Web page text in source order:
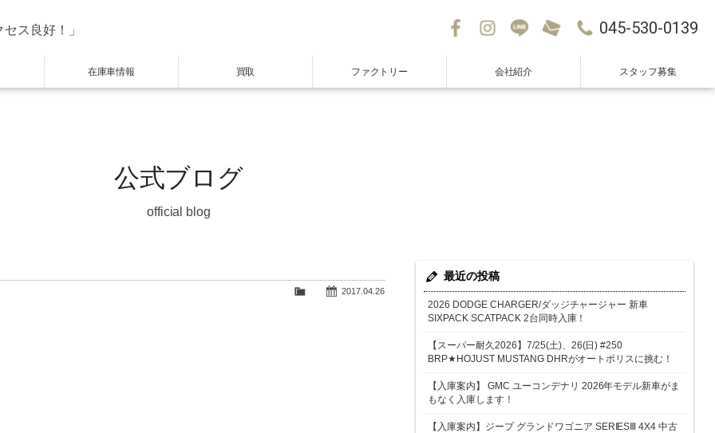
ス良好！」 045-530-0139
在庫車情報 買取 ファクトリー 会社紹介 スタッフ募集
公式ブログ
official blog
2017.04.26
最近の投稿
2026 DODGE CHARGER/ダッジチャージャー 新車
SIXPACK SCATPACK 2台同時入庫！
【スーパー耐久2026】7/25(土)、26(日) #250
BRP★HOJUST MUSTANG DHRがオートポリスに挑む！
【入庫案内】 GMC ユーコンデナリ 2026年モデル新車がま
もなく入庫します！
【入庫案内】ジープ グランドワゴニア SERIESⅢ 4X4 中古